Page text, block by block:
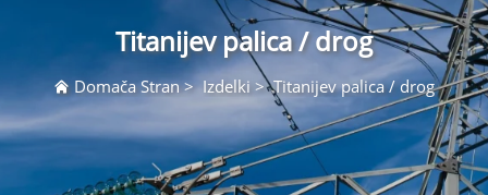
Titanijev palica / drog
Domača Stran>Izdelki >Titanijev palica / drog